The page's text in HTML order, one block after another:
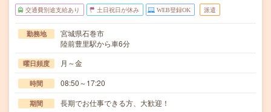
交通費別途支給あり 土日祝日が休み WEB登録OK 派遣
勤務地
宮城県石巻市
陸前豊里駅から車6分
曜日頻度 月～金
時間 08:50～17:20
期間 長期でお仕事できる方、大歓迎！